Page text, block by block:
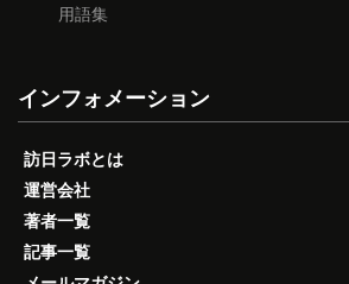
用語集
インフォメーション
訪日ラボとは
運営会社
著者一覧
記事一覧